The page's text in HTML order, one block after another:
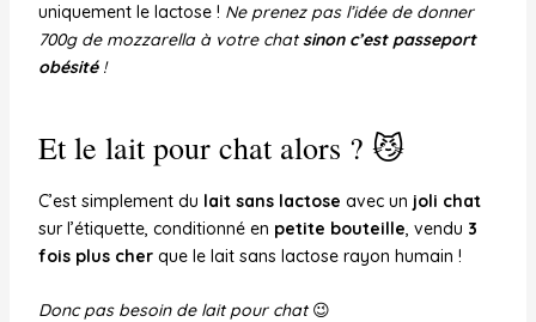
uniquement le lactose ! Ne prenez pas l’idée de donner
700g de mozzarella à votre chatsinon c’est passeport
obésité!
Et le lait pour chat alors ? 😼
C’est simplement du lait sans lactose avec un joli chat
sur l’étiquette, conditionné en petite bouteille, vendu 3
fois plus cherque le lait sans lactose rayon humain !
Donc pas besoin de lait pour chat😉